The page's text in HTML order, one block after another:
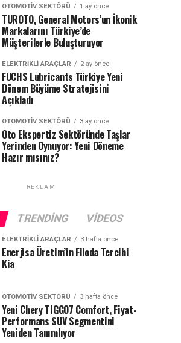
OTOMOTIV SEKTÖRÜ 1 ay önce
TUROTO, General Motors’un İkonik
Markalarını Türkiye’de
Müşterilerle Buluşturuyor
ELEKTRIKLI ARAÇLAR 2 ay önce
FUCHS Lubricants Türkiye Yeni
Dönem Büyüme Stratejisini
Açıkladı
OTOMOTIV SEKTÖRÜ 3 ay önce
Oto Ekspertiz Sektöründe Taşlar
Yerinden Oynuyor: Yeni Döneme
Hazır mısınız?
REKLAM
TRENDING VIDEOS
ELEKTRIKLI ARAÇLAR 3 hafta önce
Enerjisa Üretim’in Filoda Tercihi
Kia
OTOMOTIV SEKTÖRÜ 3 hafta önce
Yeni Chery TIGGO7 Comfort, Fiyat-
Performans SUV Segmentini
Yeniden Tanımlıyor